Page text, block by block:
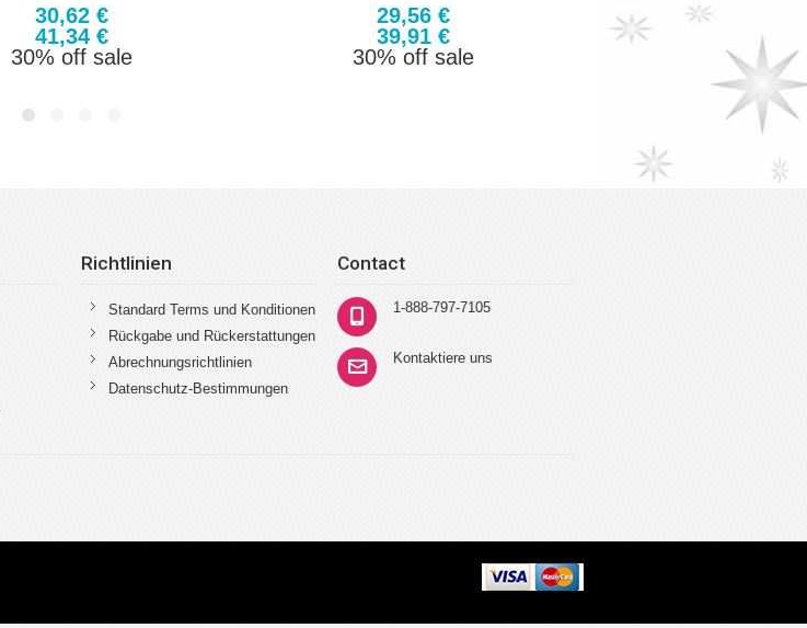
30,62 €
41,34 €
30% off sale
29,56 €
39,91 €
30% off sale
Richtlinien
Standard Terms und Konditionen
Rückgabe und Rückerstattungen
Abrechnungsrichtlinien
Datenschutz-Bestimmungen
Contact
1-888-797-7105
Kontaktiere uns